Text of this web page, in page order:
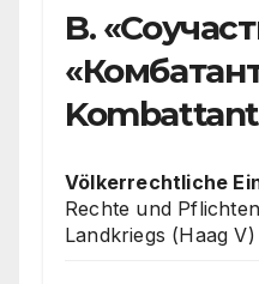
B.
Völkerrechtliche
Rechte und
Landkriegs (Haag